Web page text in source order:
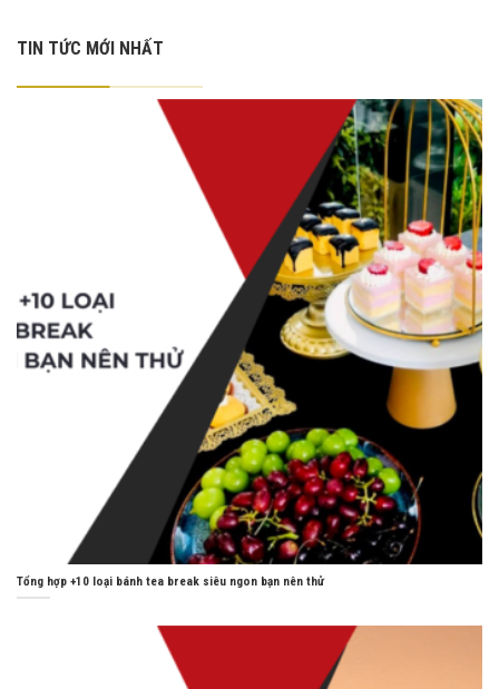
TIN TỨC MỚI NHẤT
Tổng hợp +10 loại bánh tea break siêu ngon bạn nên thử